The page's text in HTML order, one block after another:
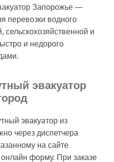
Запорожье —
перевозки водного
сельскохозяйственной и
и недорого
эвакуатор
эвакуатор из
через диспетчера
на сайте
форму. При заказе